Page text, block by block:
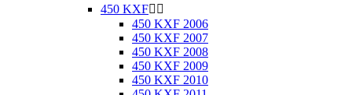
450 KXF 
450 KXF 2006
450 KXF 2007
450 KXF 2008
450 KXF 2009
450 KXF 2010